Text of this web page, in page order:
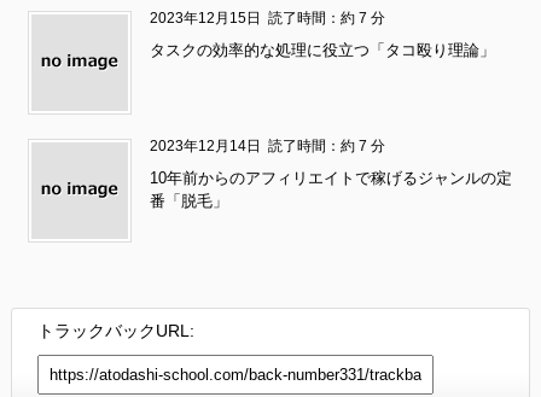
2023年12月15日読了時間：約 7 分
タスクの効率的な処理に役立つ「タコ殴り理論」
2023年12月14日読了時間：約 7 分
10年前からのアフィリエイトで稼げるジャンルの定
番「脱毛」
トラックバックURL: